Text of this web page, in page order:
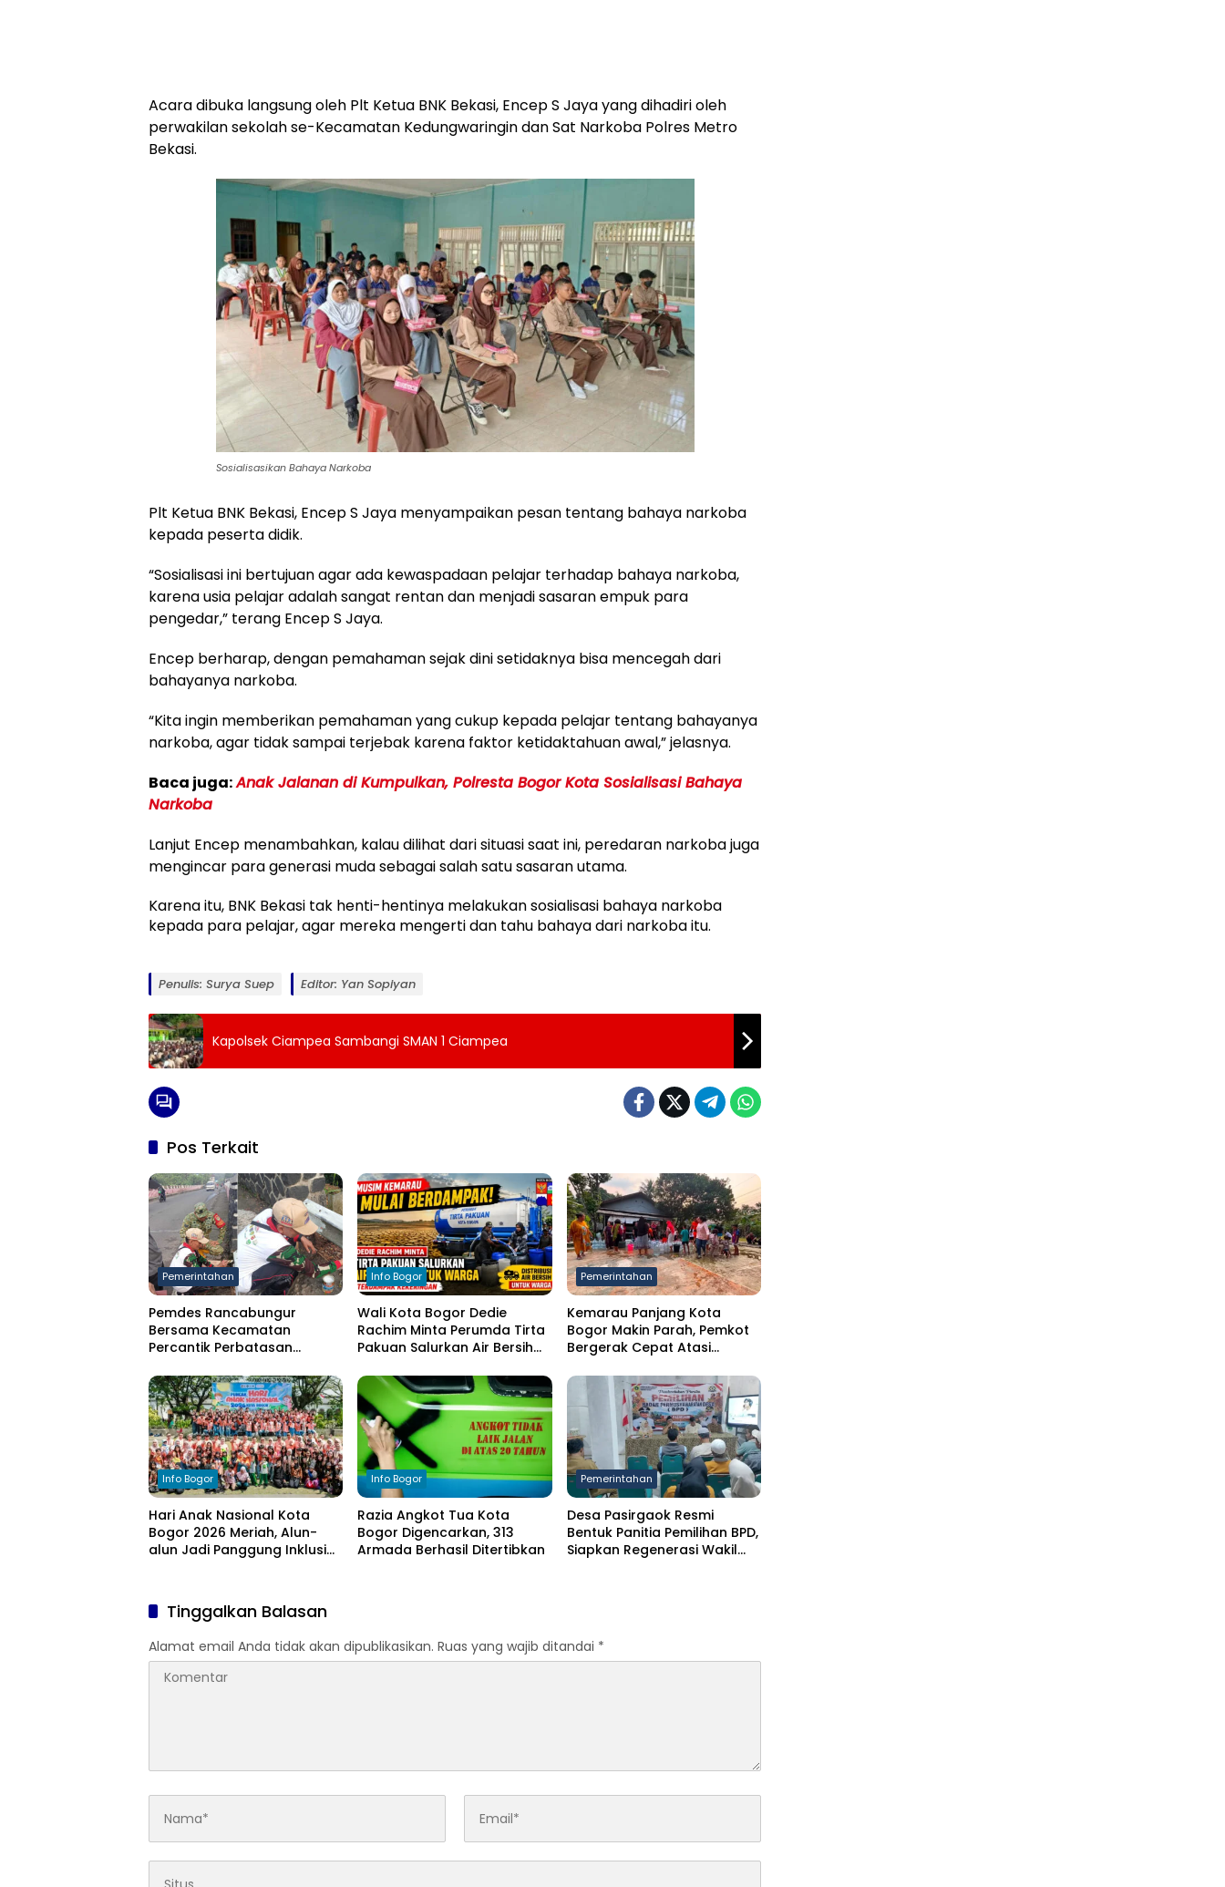
Acara dibuka langsung oleh Plt Ketua BNK Bekasi, Encep S Jaya yang dihadiri oleh
perwakilan sekolah se-Kecamatan Kedungwaringin dan Sat Narkoba Polres Metro
Bekasi.
Sosialisasikan Bahaya Narkoba
Plt Ketua BNK Bekasi, Encep S Jaya menyampaikan pesan tentang bahaya narkoba
kepada peserta didik.
“Sosialisasi ini bertujuan agar ada kewaspadaan pelajar terhadap bahaya narkoba,
karena usia pelajar adalah sangat rentan dan menjadi sasaran empuk para
pengedar,” terang Encep S Jaya.
Encep berharap, dengan pemahaman sejak dini setidaknya bisa mencegah dari
bahayanya narkoba.
“Kita ingin memberikan pemahaman yang cukup kepada pelajar tentang bahayanya
narkoba, agar tidak sampai terjebak karena faktor ketidaktahuan awal,” jelasnya.
Baca juga:Anak Jalanan di Kumpulkan, Polresta Bogor Kota Sosialisasi Bahaya
Narkoba
Lanjut Encep menambahkan, kalau dilihat dari situasi saat ini, peredaran narkoba juga
mengincar para generasi muda sebagai salah satu sasaran utama.
Karena itu, BNK Bekasi tak henti-hentinya melakukan sosialisasi bahaya narkoba
kepada para pelajar, agar mereka mengerti dan tahu bahaya dari narkoba itu.
Penulis: Surya Suep Editor: Yan Sopiyan
Kapolsek Ciampea Sambangi SMAN 1 Ciampea
Pos Terkait
Pemerintahan
Pemdes Rancabungur
Bersama Kecamatan
Percantik Perbatasan
Putih Sambut HUT RI ke-81
Info Bogor
Wali Kota Bogor Dedie
Rachim Minta Perumda Tirta
Pakuan Salurkan Air Bersih
Kekeringan
Pemerintahan
Kemarau Panjang Kota
Bogor Makin Parah, Pemkot
Bergerak Cepat Atasi
Info Bogor
Hari Anak Nasional Kota
Bogor 2026 Meriah, Alun-
alun Jadi Panggung Inklusi
Info Bogor
Razia Angkot Tua Kota
Bogor Digencarkan, 313
Armada Berhasil Ditertibkan
Pemerintahan
Desa Pasirgaok Resmi
Bentuk Panitia Pemilihan BPD,
Siapkan Regenerasi Wakil
Tinggalkan Balasan
Alamat email Anda tidak akan dipublikasikan. Ruas yang wajib ditandai *